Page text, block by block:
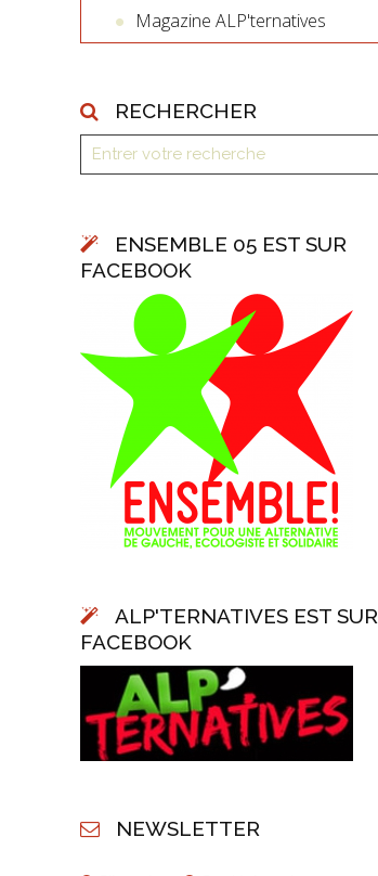
Magazine ALP'ternatives
RECHERCHER
ENSEMBLE 05 EST SUR
FACEBOOK
ALP'TERNATIVES EST SUR
FACEBOOK
NEWSLETTER